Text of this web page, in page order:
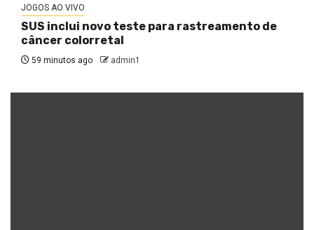
JOGOS AO VIVO
SUS inclui novo teste para rastreamento de
câncer colorretal
59 minutos ago admin1